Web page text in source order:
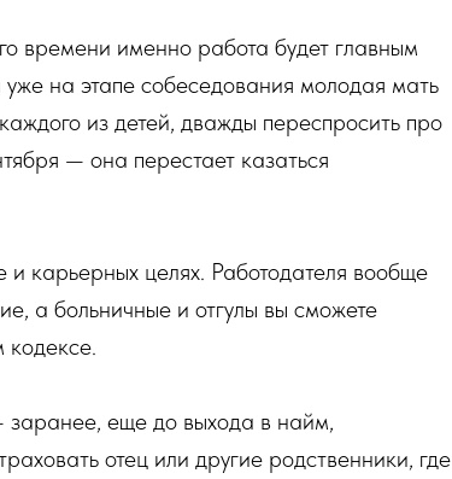
времени именно работа будет главным
на этапе собеседования молодая мать
из детей, дважды переспросить про
— она перестает казаться
карьерных целях. Работодателя вообще
а больничные и отгулы вы сможете
кодексе.
заранее, еще до выхода в найм,
отец или другие родственники, где